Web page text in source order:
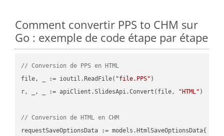
Comment convertir PPS to CHM sur
Go : exemple de code étape par étape
// Conversion de PPS en HTML
file, _ := ioutil.ReadFile( "file.PPS" )
r, _, _ := apiClient.SlidesApi.Convert(file,
"HTML" )
// Conversion de HTML en CHM
requestSaveOptionsData := models.HtmlSaveOptionsData{